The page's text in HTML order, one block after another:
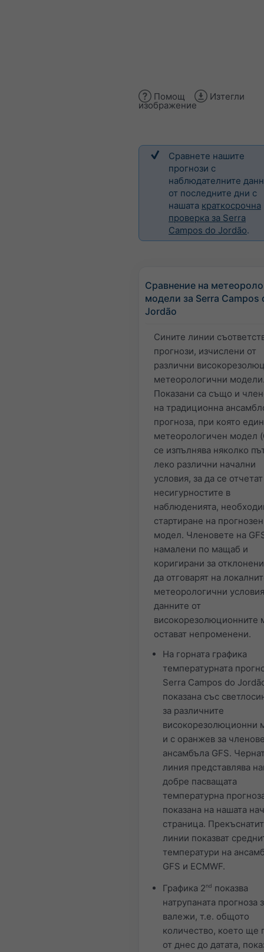
Помощ Изтегли
изображение
Сравнете нашите
прогнози с
наблюдателните
от последните дни с
нашата краткосрочна
проверка за Serra
Campos do Jordão.
Сравнение на
модели за Serra Campos
Jordão
Сините линии
прогнози, изчислени от
различни
метеорологични
Показани са също и
на традиционна
прогноза, при която
метеорологичен модел
се изпълнява няколко
леко различни начални
условия, за да се отчетат
несигурностите в
наблюденията,
стартиране на прогнозен
модел. Членовете на
намалени по мащаб и
коригирани за
да отговарят на
метеорологични
данните от
високорезолюционните
остават непроменени.
На горната графика
температурната
Serra Campos do
показана със
за различните
високорезолюционни
и с оранжев за
ансамбъла GFS.
линия представлява
добре пасващата
температурна
показана на нашата
страница.
линии показват
температури на
GFS и ECMWF.
Графика 2nd показва
натрупаната прогноза
валежи, т.е. общото
количество, което ще
от днес до датата,